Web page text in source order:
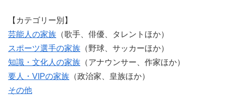
【カテゴリー別】
芸能人の家族 （歌手、俳優、タレントほか）
スポーツ選手の家族 （野球、サッカーほか）
知識・文化人の家族 （アナウンサー、作家ほか）
要人・VIPの家族 （政治家、皇族ほか）
その他